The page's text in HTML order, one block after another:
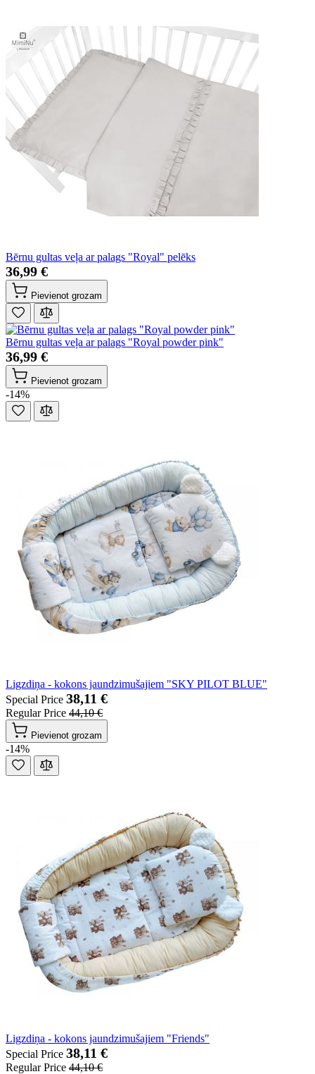
Bērnu gultas veļa ar palags "Royal" pelēks
36,99 €
Pievienot grozam
Bērnu gultas veļa ar palags "Royal powder pink"
36,99 €
Pievienot grozam
-14%
Ligzdiņa - kokons jaundzimušajiem "SKY PILOT BLUE"
Special Price 38,11 €
Regular Price 44,10 €
Pievienot grozam
-14%
Ligzdiņa - kokons jaundzimušajiem "Friends"
Special Price 38,11 €
Regular Price 44,10 €